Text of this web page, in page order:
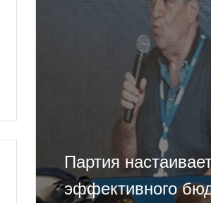
Партия
эффективного